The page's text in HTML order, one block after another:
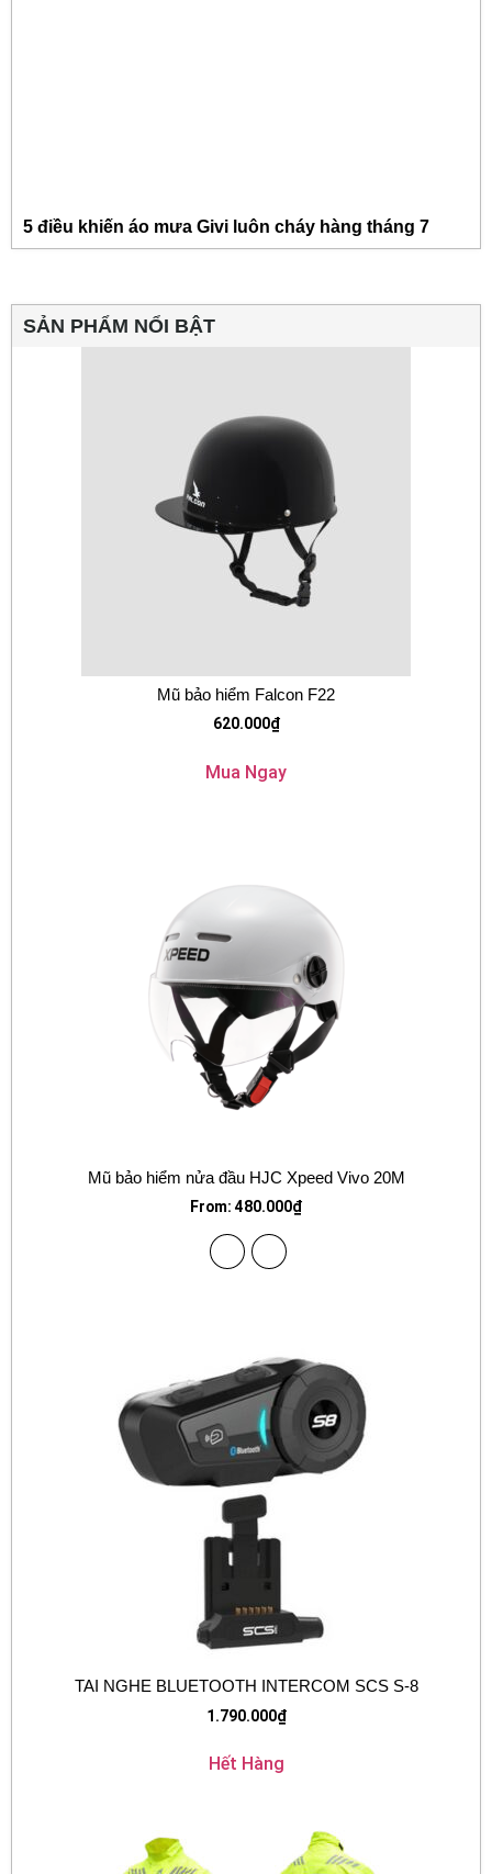
5 điều khiến áo mưa Givi luôn cháy hàng tháng 7
SẢN PHẨM NỔI BẬT
Mũ bảo hiểm Falcon F22
620.000₫
Mua Ngay
Mũ bảo hiểm nửa đầu HJC Xpeed Vivo 20M
From: 480.000₫
TAI NGHE BLUETOOTH INTERCOM SCS S-8
1.790.000₫
Hết Hàng